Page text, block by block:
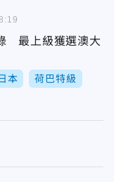
最上級獲選澳大
日本 荷巴特級